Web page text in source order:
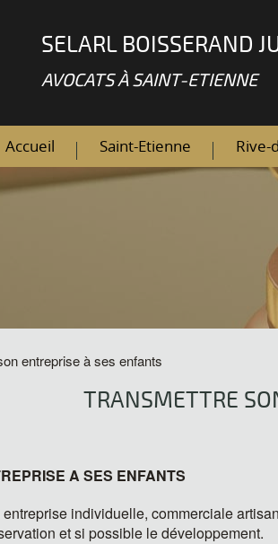
SELARL BOISSERAND
AVOCATS À SAINT-ETIENNE
Accueil Saint-Etienne Rive-
entreprise à ses enfants
TRANSMETTRE
A SES ENFANTS
entreprise individuelle, commerciale
et si possible le développement.